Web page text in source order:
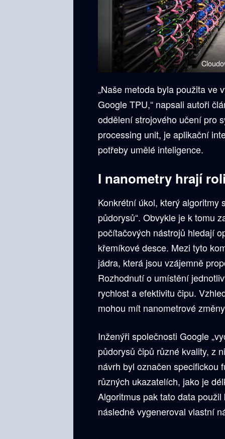
„Naše metoda byla použita ve
Google TPU,“ napsali autoři
oddělení strojového učení pro
processing unit, je aplikační
potřeby umělé inteligence.
I nanometry hrají roli
Konkrétní úkol, který algoritmy
půdorysů“. Obvykle je k tomu
počítačových nástrojů hledají
křemíkové desce. Mezi tyto
jádra, která jsou vzájemně
Rozhodnutí o umístění
rychlost a efektivitu čipu.
mohou mít nanometrové
Inženýři společnosti Google
půdorysů čipů různé kvality, z
návrh byl označen specifickou
různých ukazatelích, jako je
Algoritmus pak tato data
následně vygeneroval vlastní